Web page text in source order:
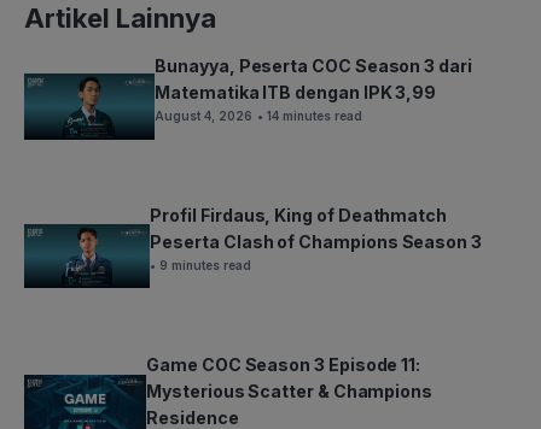
Artikel Lainnya
Bunayya, Peserta COC Season 3 dari
Matematika ITB dengan IPK 3,99
August 4, 2026 • 14 minutes read
Profil Firdaus, King of Deathmatch
Peserta Clash of Champions Season 3
• 9 minutes read
Game COC Season 3 Episode 11:
Mysterious Scatter & Champions
Residence